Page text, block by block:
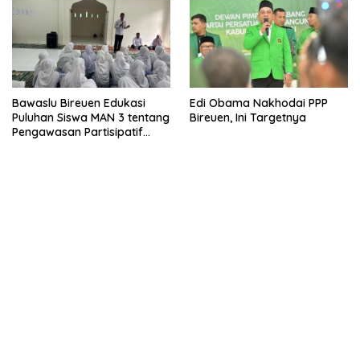
Bawaslu Bireuen Edukasi
Puluhan Siswa MAN 3 tentang
Pengawasan Partisipatif
Edi Obama Nakhodai PPP
Bireuen, Ini Targetnya